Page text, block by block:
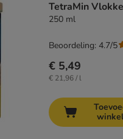
TetraMin
250 ml
€ 5,49
€ 21,96 / l
Beoordeling: 4.7/5